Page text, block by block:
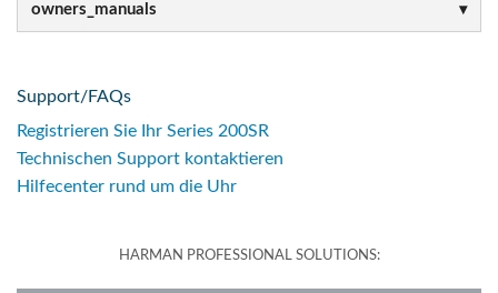
owners_manuals
Support/FAQs
Registrieren Sie Ihr Series 200SR
Technischen Support kontaktieren
Hilfecenter rund um die Uhr
HARMAN PROFESSIONAL SOLUTIONS: